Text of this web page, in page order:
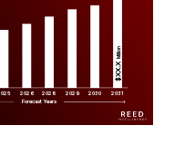
2026 2028 2029 2030 2031
$XX.X
Million
Forecast Years